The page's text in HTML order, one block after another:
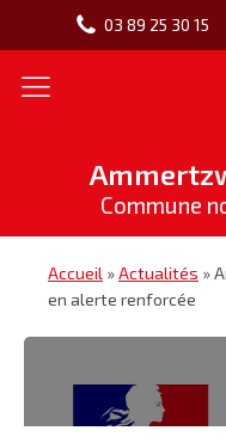
03 89 25 30 15
Commune
Accueil »Actualités »
en alerte renforcée